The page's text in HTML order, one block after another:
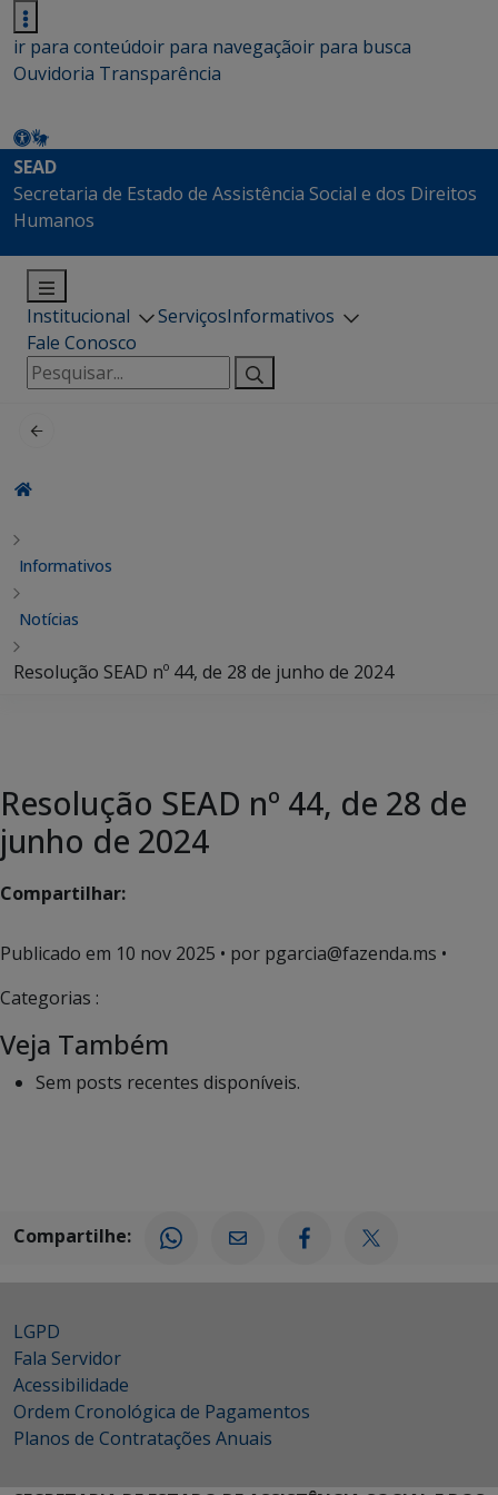
ir para conteúdoir para navegaçãoir para busca
Ouvidoria Transparência
SEAD
Secretaria de Estado de Assistência Social e dos Direitos
Humanos
Institucional ServiçosInformativos
Fale Conosco
Pesquisar
por:
Informativos
Notícias
Resolução SEAD nº 44, de 28 de junho de 2024
Resolução SEAD nº 44, de 28 de
junho de 2024
Compartilhar:
Publicado em 10 nov 2025 • por pgarcia@fazenda.ms •
Categorias :
Veja Também
Sem posts recentes disponíveis.
Compartilhe:
LGPD
Fala Servidor
Acessibilidade
Ordem Cronológica de Pagamentos
Planos de Contratações Anuais